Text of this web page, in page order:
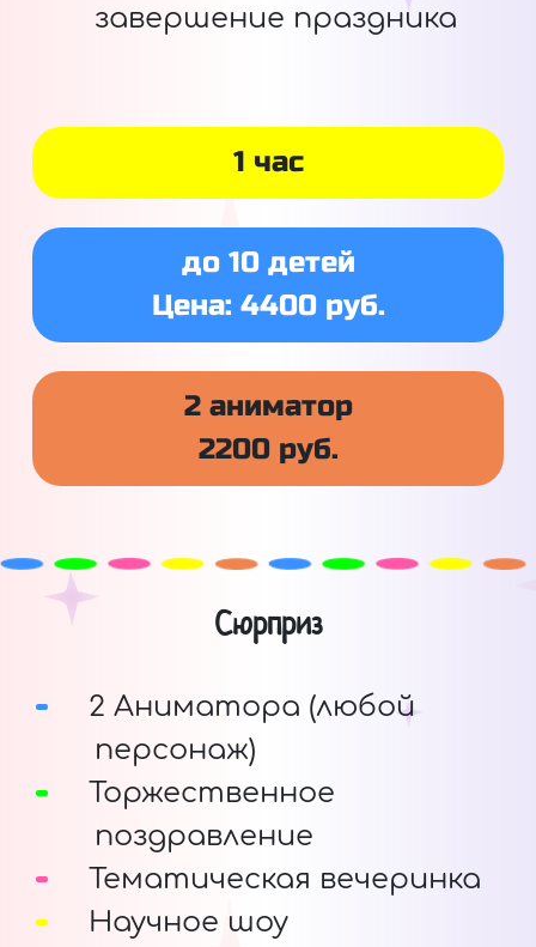
завершение праздника
1 час
до 10 детей
Цена: 4400 руб.
2 аниматор
2200 руб.
Сюрприз
2 Аниматора (любой
персонаж)
Торжественное
поздравление
Тематическая вечеринка
Научное шоу